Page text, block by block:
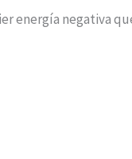
energía negativa